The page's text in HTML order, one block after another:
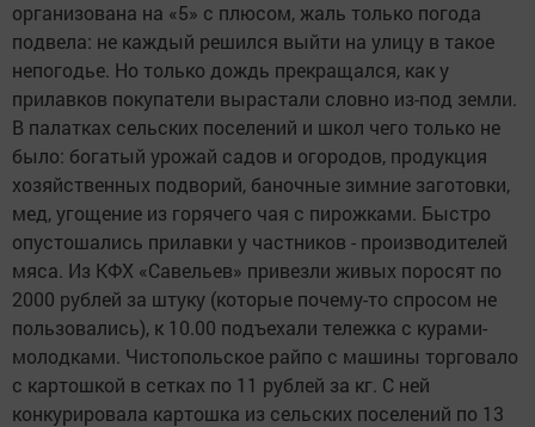
организована на «5» с плюсом, жаль только погода
подвела: не каждый решился выйти на улицу в такое
непогодье. Но только дождь прекращался, как у
прилавков покупатели вырастали словно из-под земли.
В палатках сельских поселений и школ чего только не
было: богатый урожай садов и огородов, продукция
хозяйственных подворий, баночные зимние заготовки,
мед, угощение из горячего чая с пирожками. Быстро
опустошались прилавки у частников - производителей
мяса. Из КФХ «Савельев» привезли живых поросят по
2000 рублей за штуку (которые почему-то спросом не
пользовались), к 10.00 подъехали тележка с курами-
молодками. Чистопольское райпо с машины торговало
с картошкой в сетках по 11 рублей за кг. С ней
конкурировала картошка из сельских поселений по 13